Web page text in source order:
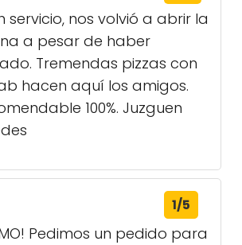
servicio, nos volvió a abrir la
a pesar de haber
Tremendas pizzas con
hacen aquí los amigos.
100%. Juzguen
1/5
Pedimos un pedido para